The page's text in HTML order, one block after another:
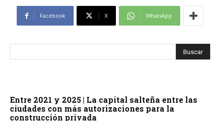
Facebook X WhatsApp
Entre 2021 y 2025 | La capital salteña entre las
ciudades con más autorizaciones para la
construcción privada